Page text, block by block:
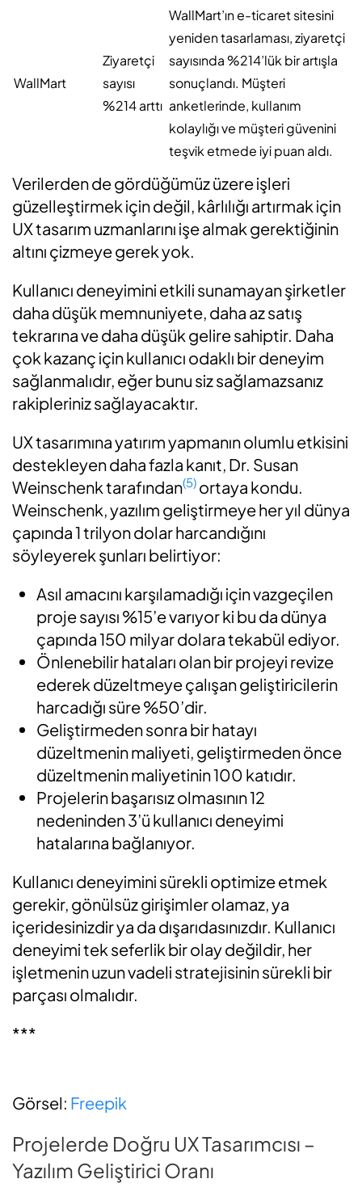
WallMart
Ziyaretçi
sayısı
%214 arttı
WallMart’ın e-ticaret sitesini
yeniden tasarlaması, ziyaretçi
sayısında %214’lük bir artışla
sonuçlandı. Müşteri
anketlerinde, kullanım
kolaylığı ve müşteri güvenini
teşvik etmede iyi puan aldı.
Verilerden de gördüğümüz üzere işleri
güzelleştirmek için değil, kârlılığı artırmak için
UX tasarım uzmanlarını işe almak gerektiğinin
altını çizmeye gerek yok.
Kullanıcı deneyimini etkili sunamayan şirketler
daha düşük memnuniyete, daha az satış
tekrarına ve daha düşük gelire sahiptir. Daha
çok kazanç için kullanıcı odaklı bir deneyim
sağlanmalıdır, eğer bunu siz sağlamazsanız
rakipleriniz sağlayacaktır.
UX tasarımına yatırım yapmanın olumlu etkisini
destekleyen daha fazla kanıt, Dr. Susan
Weinschenk tarafından(5) ortaya kondu.
Weinschenk, yazılım geliştirmeye her yıl dünya
çapında 1 trilyon dolar harcandığını
söyleyerek şunları belirtiyor:
Asıl amacını karşılamadığı için vazgeçilen
proje sayısı %15’e varıyor ki bu da dünya
çapında 150 milyar dolara tekabül ediyor.
Önlenebilir hataları olan bir projeyi revize
ederek düzeltmeye çalışan geliştiricilerin
harcadığı süre %50’dir.
Geliştirmeden sonra bir hatayı
düzeltmenin maliyeti, geliştirmeden önce
düzeltmenin maliyetinin 100 katıdır.
Projelerin başarısız olmasının 12
nedeninden 3’ü kullanıcı deneyimi
hatalarına bağlanıyor.
Kullanıcı deneyimini sürekli optimize etmek
gerekir, gönülsüz girişimler olamaz, ya
içeridesinizdir ya da dışarıdasınızdır. Kullanıcı
deneyimi tek seferlik bir olay değildir, her
işletmenin uzun vadeli stratejisinin sürekli bir
parçası olmalıdır.
***
Görsel: Freepik
Projelerde Doğru UX Tasarımcısı –
Yazılım Geliştirici Oranı